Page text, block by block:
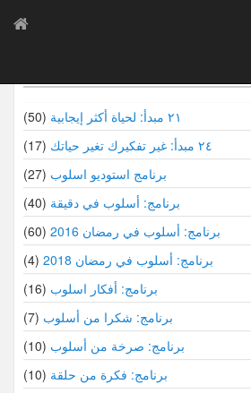
٢١ مبدأ: لحياة أكثر إيجابية
(50)
٢٤ مبدأ: غير تفكيرك تغير حياتك
(17)
برنامج استوديو اسلوب (27)
برنامج: أسلوب في دقيقة (40)
برنامج: أسلوب في رمضان 2016
(60)
برنامج: أسلوب في رمضان 2018
(4)
برنامج: أفكار اسلوب (16)
برنامج: شكرا من أسلوب (7)
برنامج: صرخة من أسلوب (10)
برنامج: فكرة من حلقة (10)